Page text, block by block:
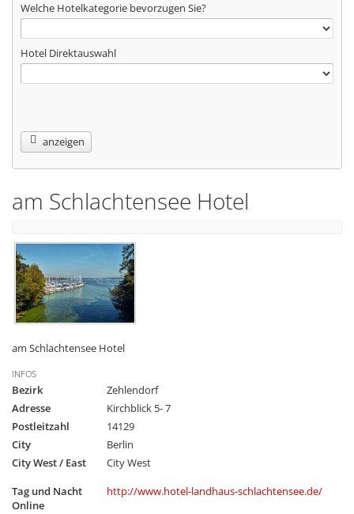
Welche Hotelkategorie bevorzugen Sie?
Hotel Direktauswahl
anzeigen
am Schlachtensee Hotel
am Schlachtensee Hotel
INFOS
Bezirk
Zehlendorf
Adresse
Kirchblick 5- 7
Postleitzahl
14129
City
Berlin
City West / East
City West
Tag und Nacht
Online
http://www.hotel-landhaus-schlachtensee.de/